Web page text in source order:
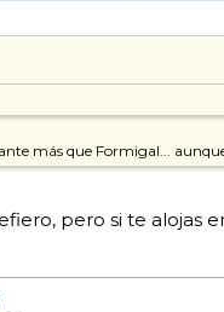
más que Formigal...
pero si te alojas